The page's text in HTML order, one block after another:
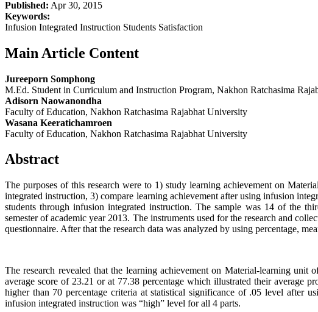
Published: Apr 30, 2015
Keywords:
Infusion Integrated Instruction Students Satisfaction
Main Article Content
Jureeporn Somphong
M.Ed. Student in Curriculum and Instruction Program, Nakhon Ratchasima
Adisorn Naowanondha
Faculty of Education, Nakhon Ratchasima Rajabhat University
Wasana Keeratichamroen
Faculty of Education, Nakhon Ratchasima Rajabhat University
Abstract
The purposes of this research were to 1) study learning achievement on
integrated instruction, 3) compare learning achievement after using infusion
students through infusion integrated instruction. The sample was 14 of the
semester of academic year 2013. The instruments used for the research and
questionnaire. After that the research data was analyzed by using percentage,
The research revealed that the learning achievement on Material-learning unit
average score of 23.21 or at 77.38 percentage which illustrated their average
higher than 70 percentage criteria at statistical significance of .05 level after
infusion integrated instruction was “high” level for all 4 parts.